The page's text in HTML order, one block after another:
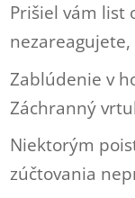
Prišiel vám list
Zablúdenie v
Záchranný
Niektorým
zúčtovania